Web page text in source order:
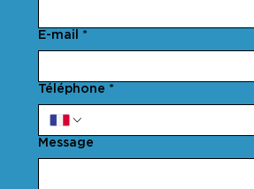
E-mail *
Téléphone *
Message